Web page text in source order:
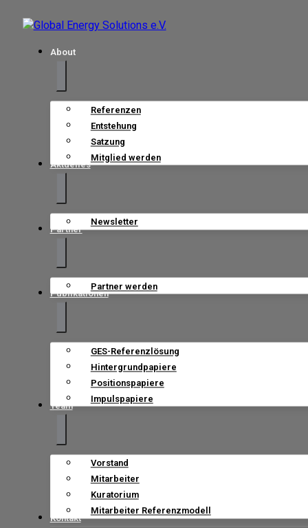
About
Referenzen
Entstehung
Satzung
Mitglied werden
Aktuelles
Newsletter
Partner
Partner werden
Publikationen
GES-Referenzlösung
Hintergrundpapiere
Positionspapiere
Impulspapiere
Team
Vorstand
Mitarbeiter
Kuratorium
Mitarbeiter Referenzmodell
Kontakt